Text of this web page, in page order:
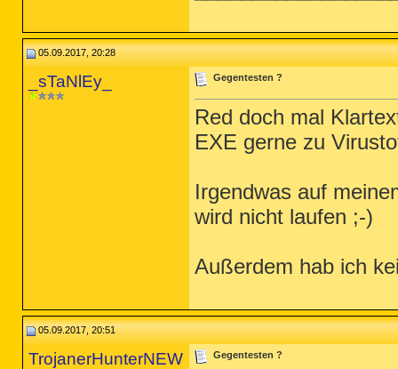
05.09.2017, 20:28
_sTaNlEy_ Gegentesten ?
Red doch mal
EXE gerne zu
Irgendwas auf
wird nicht laufen ;-)
Außerdem hab ich
05.09.2017, 20:51
TrojanerHunterNEW Gegentesten ?